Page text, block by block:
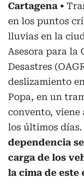
Cartagena
en los puntos
lluvias en la
Asesora para la
Desastres
deslizamiento
Popa, en un
convento, viene
los últimos días.
dependencia
carga de los
la cima de este